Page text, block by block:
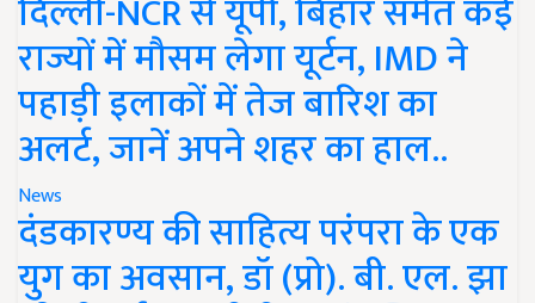
दिल्ली-NCR से यूपी, बिहार समेत कई
राज्यों में मौसम लेगा यूर्टन, IMD ने
पहाड़ी इलाकों में तेज बारिश का
अलर्ट, जानें अपने शहर का हाल..
News
दंडकारण्य की साहित्य परंपरा के एक
युग का अवसान, डॉ (प्रो). बी. एल. झा